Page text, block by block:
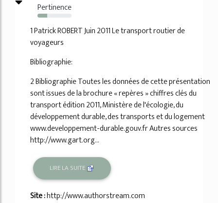
Pertinence
29%
1 Patrick ROBERT Juin 2011 Le transport routier de
voyageurs
Bibliographie:
2 Bibliographie Toutes les données de cette présentation
sont issues de la brochure « repères » chiffres clés du
transport édition 2011, Ministère de l'écologie, du
développement durable, des transports et du logement
www.developpement-durable.gouv.fr Autres sources
http://www.gart.org...
LIRE LA SUITE
Site :http://www.authorstream.com